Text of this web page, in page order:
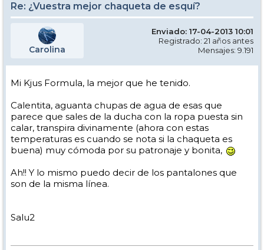
Re: ¿Vuestra mejor chaqueta de esquí?
Carolina
Enviado: 17-04-2013 10:01
Registrado: 21 años antes
Mensajes: 9.191
Mi Kjus Formula, la mejor que he tenido.
Calentita, aguanta chupas de agua de esas que
parece que sales de la ducha con la ropa puesta sin
calar, transpira divinamente (ahora con estas
temperaturas es cuando se nota si la chaqueta es
buena) muy cómoda por su patronaje y bonita,
Ah!! Y lo mismo puedo decir de los pantalones que
son de la misma línea.
Salu2